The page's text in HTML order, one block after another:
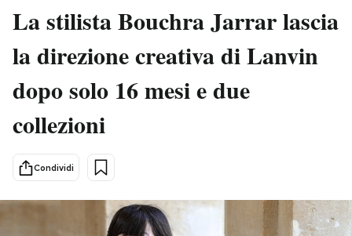
Italia
Politica
Tecnologia
Scienza
Cultura
Economia
Sport
Moda
Consumismi
Storie/Idee
Mondiali calcio 2026
La stilista Bouchra Jarrar lascia
la direzione creativa di Lanvin
dopo solo 16 mesi e due
collezioni
Condividi